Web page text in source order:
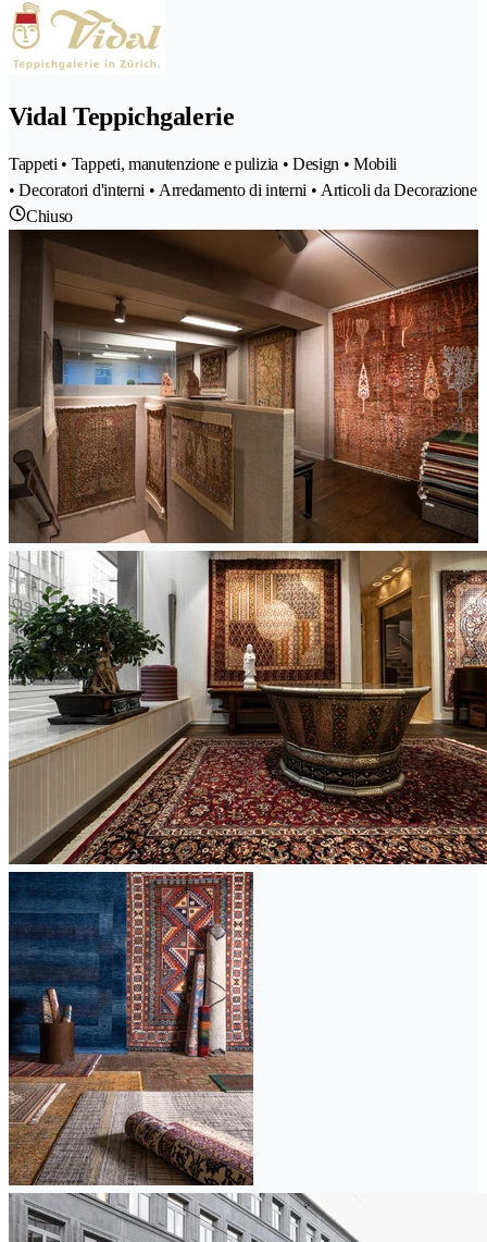
Vidal Teppichgalerie
Tappeti • Tappeti, manutenzione e pulizia • Design • Mobili
• Decoratori d'interni • Arredamento di interni • Articoli da Decorazione
Chiuso